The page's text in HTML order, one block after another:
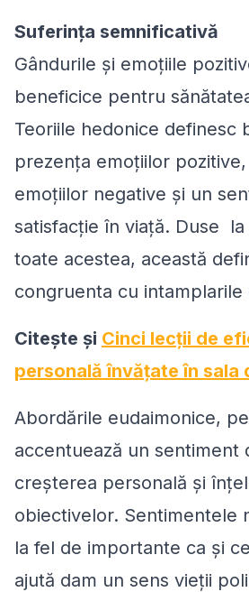
Suferinţa semnificativă
Gândurile și emoțiile
beneficice pentru
Teoriile hedonice definesc
prezența emoțiilor
emoțiilor negative și un
satisfacție în viață. Duse
toate acestea, această
congruenta cu intamplarile
Citeşte şi Cinci lecții de
personală învățate în sala
Abordările eudaimonice,
accentuează un sentiment
creșterea personală și
obiectivelor. Sentimentele
la fel de importante ca și
ajută dam un sens vieții